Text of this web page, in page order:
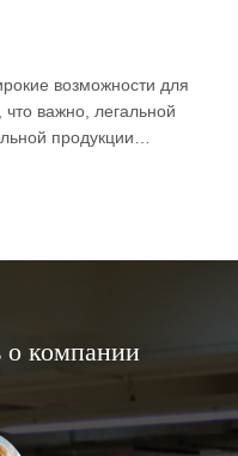
возможности для
важно, легальной
продукции…
компании